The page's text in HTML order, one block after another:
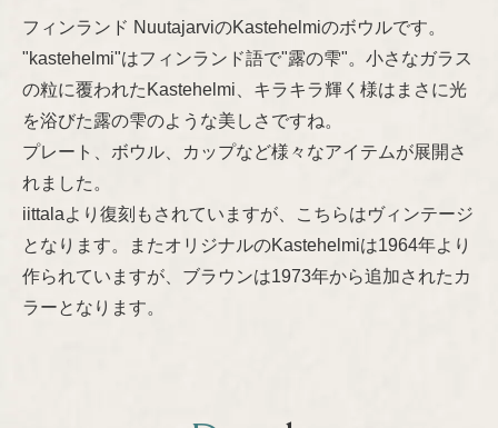
aarikka
Other
Jens H.Quistgaard
Jorma Vennola
Kaj Franck
Lisa Larson
Marianne Westman
Concept
Shop Information
特定商取引法に基づく表記
フィンランド NuutajarviのKastehelmiのボウルです。
"kastehelmi"はフィンランド語で"露の雫"。小さなガラス
の粒に覆われたKastehelmi、キラキラ輝く様はまさに光
を浴びた露の雫のような美しさですね。
プレート、ボウル、カップなど様々なアイテムが展開さ
れました。
iittalaより復刻もされていますが、こちらはヴィンテージ
となります。またオリジナルのKastehelmiは1964年より
作られていますが、ブラウンは1973年から追加されたカ
ラーとなります。